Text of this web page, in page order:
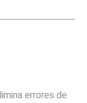
errores de